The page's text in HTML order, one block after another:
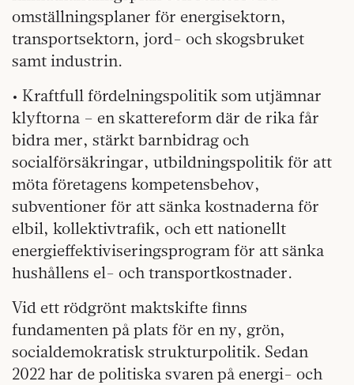
omställningsplaner för energisektorn,
transportsektorn, jord- och skogsbruket
samt industrin.
• Kraftfull fördelningspolitik som utjämnar
klyftorna – en skattereform där de rika får
bidra mer, stärkt barnbidrag och
socialförsäkringar, utbildningspolitik för att
möta företagens kompetensbehov,
subventioner för att sänka kostnaderna för
elbil, kollektivtrafik, och ett nationellt
energieffektiviseringsprogram för att sänka
hushållens el- och transportkostnader.
Vid ett rödgrönt maktskifte finns
fundamenten på plats för en ny, grön,
socialdemokratisk strukturpolitik. Sedan
2022 har de politiska svaren på energi- och